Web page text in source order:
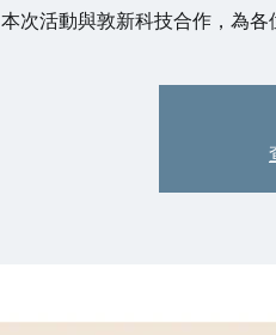
本次活動與敦新科技合作，為